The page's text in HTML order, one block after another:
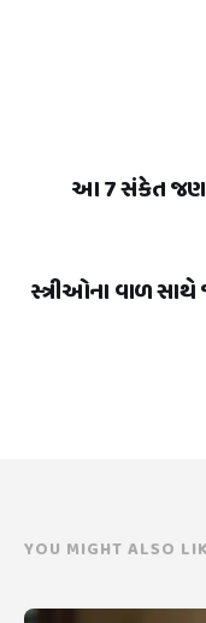
આ 7 સંકેત
સ્ત્રીઓના વાળ
YOU MIGHT ALSO